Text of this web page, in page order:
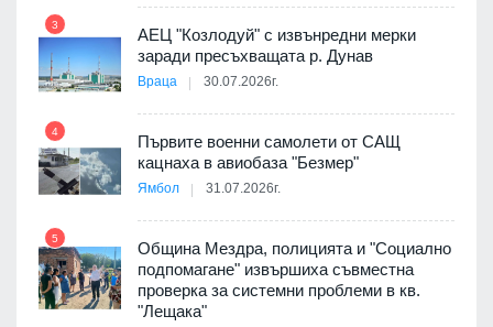
3
АЕЦ "Козлодуй" с извънредни мерки
заради пресъхващата р. Дунав
Враца 30.07.2026г.
4
Първите военни самолети от САЩ
кацнаха в авиобаза "Безмер"
Ямбол 31.07.2026г.
5
Община Мездра, полицията и "Социално
подпомагане" извършиха съвместна
проверка за системни проблеми в кв.
"Лещака"